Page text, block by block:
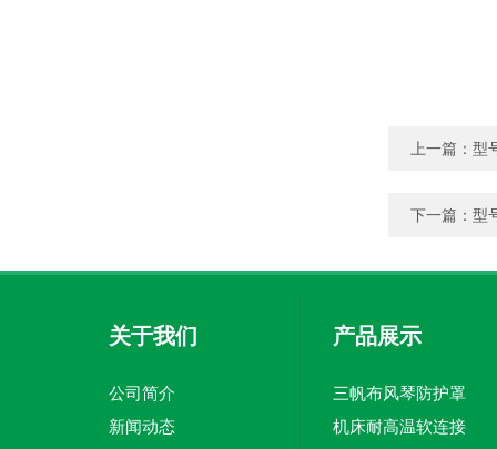
上一篇： 型
下一篇： 型
关于我们
公司简介
新闻动态
产品展示
三帆布风琴防护罩
机床耐高温软连接